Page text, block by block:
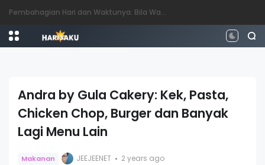
Perbezaan antara Mahasiswa, Mahasiswi, Graduan, Siswazah, Pascasiswazah, Doktor dan Pascakedoktoran
Andra by Gula Cakery: Kek, Pasta,
Chicken Chop, Burger dan Banyak
Lagi Menu Lain
Makanan JEEJEENET 2 years ago